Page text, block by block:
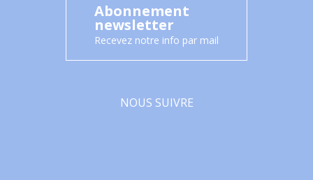
Abonnement
newsletter
Recevez notre info par mail
NOUS SUIVRE